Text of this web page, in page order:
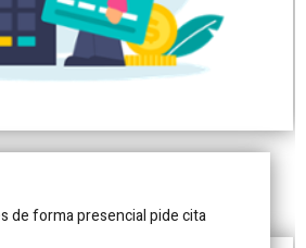
de forma presencial pide cita